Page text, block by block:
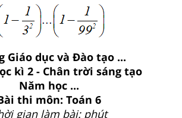
Giáo dục và Đào tạo ...
kì 2 - Chân trời sáng tạo
Năm học ...
thi môn: Toán 6
gian làm bài: phút